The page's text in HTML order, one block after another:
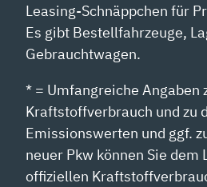
Leasing-Schnäppchen für
Es gibt Bestellfahrzeuge,
Gebrauchtwagen.
* = Umfangreiche Angaben
Kraftstoffverbrauch und zu
Emissionswerten und ggf.
neuer Pkw können Sie dem
offiziellen